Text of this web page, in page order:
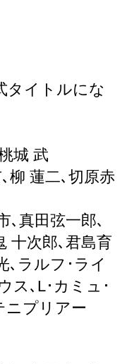
タイトルにな
城 武
柳 蓮二､切原赤
真田弦一郎､
十次郎､君島育
､ラルフ･ライ
ス､L･カミュ･
ニプリアー